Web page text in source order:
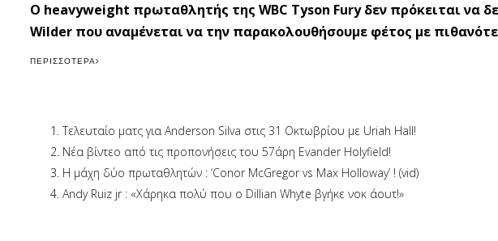
O heavyweight πρωταθλητής της WBC Tyson Fury δεν πρόκειται να
Wilder που αναμένεται να την παρακολουθήσουμε φέτος με
ΠΕΡΙΣΣΌΤΕΡΑ
Τελευταίο ματς για Anderson Silva στις 31 Οκτωβρίου με Uriah Hall!
Νέα βίντεο από τις προπονήσεις του 57άρη Evander Holyfield!
Η μάχη δύο πρωταθλητών : ‘Conor McGregor vs Max Holloway’ ! (vid)
Andy Ruiz jr : «Χάρηκα πολύ που ο Dillian Whyte βγήκε νοκ άουτ!»